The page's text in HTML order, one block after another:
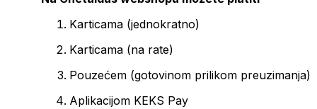
Karticama (jednokratno)
Karticama (na rate)
Pouzećem (gotovinom prilikom preuzimanja)
Aplikacijom KEKS Pay